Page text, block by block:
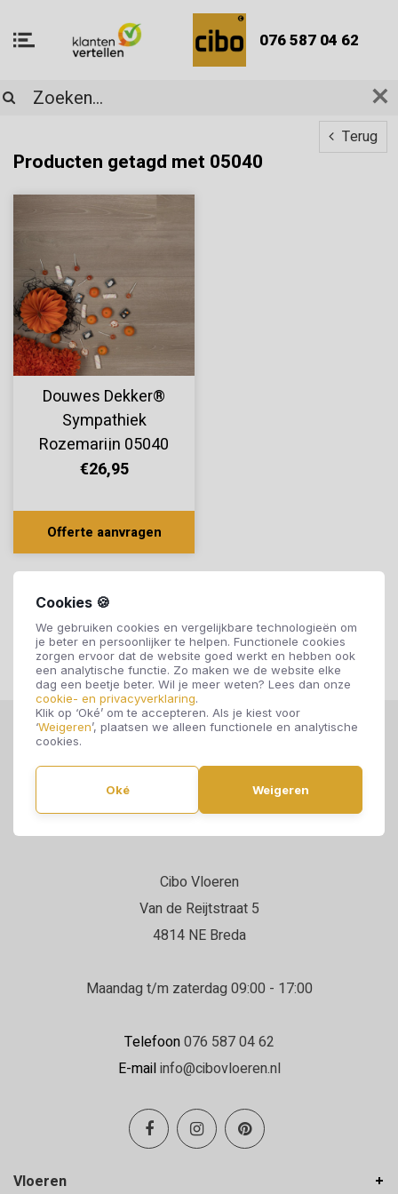
Cookies 🍪
We gebruiken cookies en vergelijkbare technologieën om
je beter en persoonlijker te helpen. Functionele cookies
zorgen ervoor dat de website goed werkt en hebben ook
een analytische functie. Zo maken we de website elke
dag een beetje beter. Wil je meer weten? Lees dan onze
cookie- en privacyverklaring.
Klik op ‘Oké’ om te accepteren. Als je kiest voor
‘Weigeren’, plaatsen we alleen functionele en analytische
cookies.
Oké Weigeren
076 587 04 62
Terug
Producten getagd met 05040
Douwes Dekker®
Sympathiek
Rozemarijn 05040
€26,95
Offerte aanvragen
Cibo Vloeren
Van de Reijtstraat 5
4814 NE Breda
Maandag t/m zaterdag 09:00 - 17:00
Telefoon076 587 04 62
E-mailinfo@cibovloeren.nl
Vloeren